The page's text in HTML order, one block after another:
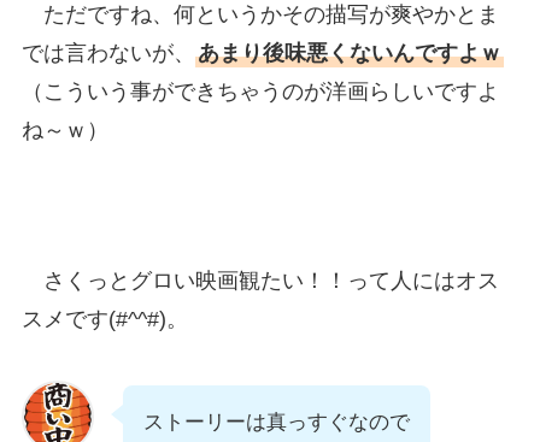
ただですね、何というかその描写が爽やかとま
では言わないが、 あまり後味悪くないんですよｗ
（こういう事ができちゃうのが洋画らしいですよ
ね～ｗ）
さくっとグロい映画観たい！！って人にはオス
スメです(#^^#)。
ストーリーは真っすぐなので